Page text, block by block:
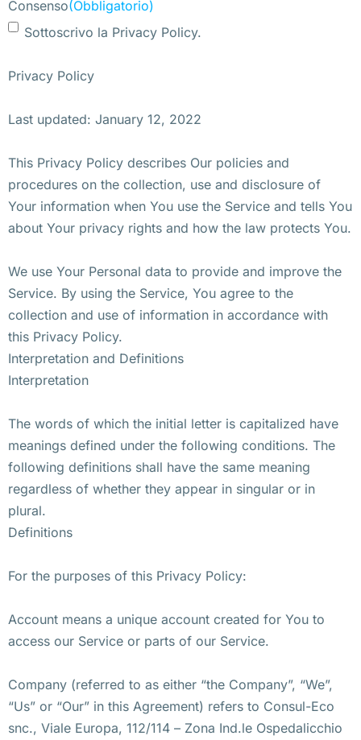
Consenso(Obbligatorio)
Sottoscrivo la Privacy Policy.
Privacy Policy
Last updated: January 12, 2022
This Privacy Policy describes Our policies and
procedures on the collection, use and disclosure of
Your information when You use the Service and tells You
about Your privacy rights and how the law protects You.
We use Your Personal data to provide and improve the
Service. By using the Service, You agree to the
collection and use of information in accordance with
this Privacy Policy.
Interpretation and Definitions
Interpretation
The words of which the initial letter is capitalized have
meanings defined under the following conditions. The
following definitions shall have the same meaning
regardless of whether they appear in singular or in
plural.
Definitions
For the purposes of this Privacy Policy:
Account means a unique account created for You to
access our Service or parts of our Service.
Company (referred to as either “the Company”, “We”,
“Us” or “Our” in this Agreement) refers to Consul-Eco
snc., Viale Europa, 112/114 – Zona Ind.le Ospedalicchio